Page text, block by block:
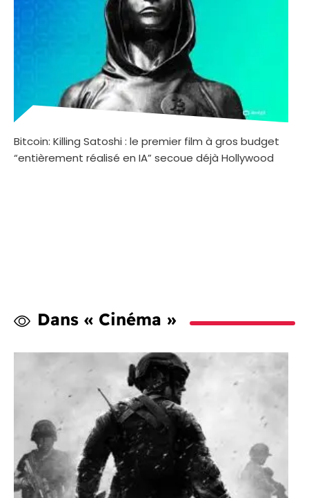
Bitcoin: Killing Satoshi : le premier film à gros budget
“entièrement réalisé en IA” secoue déjà Hollywood
Dans « Cinéma »